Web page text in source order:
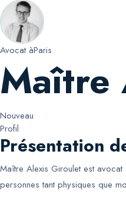
Avocat àParis
Maître
Nouveau
Profil
Présentation
Maître Alexis Giroulet est
personnes tant physiques que